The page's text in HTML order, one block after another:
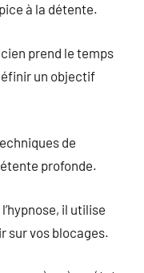
à la détente.
prend le temps
un objectif
de
profonde.
il utilise
sur vos blocages.